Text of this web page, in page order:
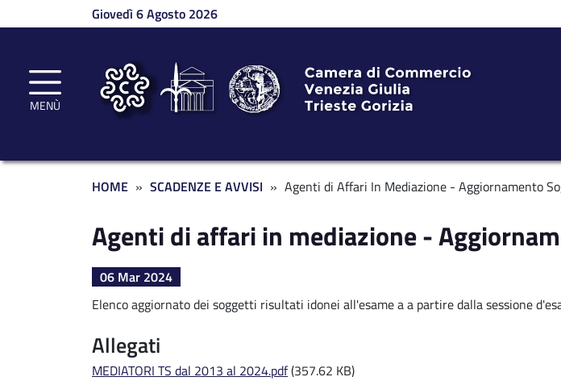
Salta al contenuto principaleGiovedì 6 Agosto 2026
MENÙ
Briciole di pane
HOME SCADENZE E AVVISI Agenti di Affari In Mediazione - Aggiornamento
Agenti di affari in mediazione -
06 Mar 2024
Elenco aggiornato dei soggetti risultati idonei all'esame a a partire dalla sessione
Allegati
MEDIATORI TS dal 2013 al 2024.pdf(357.62 KB)